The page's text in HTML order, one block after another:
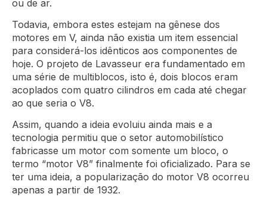
ou de ar.
Todavia, embora estes estejam na gênese dos
motores em V, ainda não existia um item essencial
para considerá-los idênticos aos componentes de
hoje. O projeto de Lavasseur era fundamentado em
uma série de multiblocos, isto é, dois blocos eram
acoplados com quatro cilindros em cada até chegar
ao que seria o V8.
Assim, quando a ideia evoluiu ainda mais e a
tecnologia permitiu que o setor automobilístico
fabricasse um motor com somente um bloco, o
termo “motor V8” finalmente foi oficializado. Para se
ter uma ideia, a popularização do motor V8 ocorreu
apenas a partir de 1932.